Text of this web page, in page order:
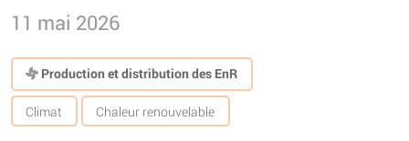
11 mai 2026
Production et distribution des EnR
Climat Chaleur renouvelable